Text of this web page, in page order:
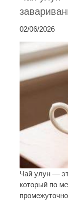
02/06/2026
Чай улун —
который по